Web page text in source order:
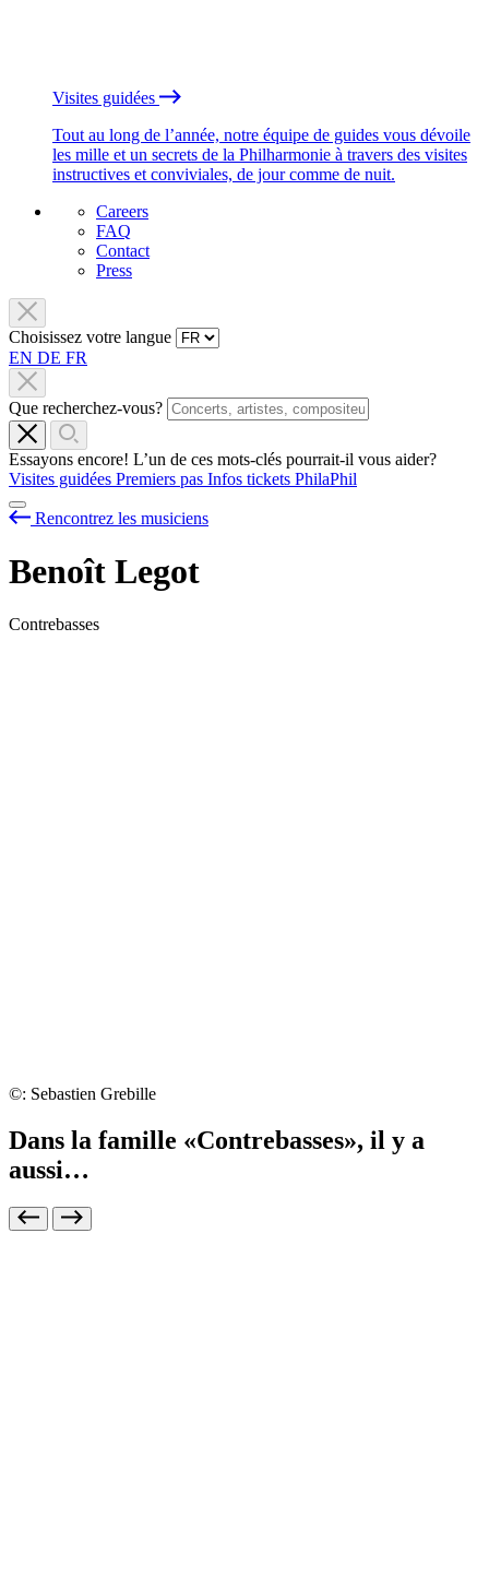
Visites guidées
Tout au long de l’année, notre équipe de guides vous dévoile
les mille et un secrets de la Philharmonie à travers des visites
instructives et conviviales, de jour comme de nuit.
Careers
FAQ
Contact
Press
Choisissez votre langue
EN DE FR
Que recherchez-vous?
Essayons encore! L’un de ces mots-clés pourrait-il vous aider?
Visites guidées Premiers pas Infos tickets PhilaPhil
Rencontrez les musiciens
Benoît Legot
Contrebasses
©: Sebastien Grebille
Dans la famille «Contrebasses», il y a
aussi…